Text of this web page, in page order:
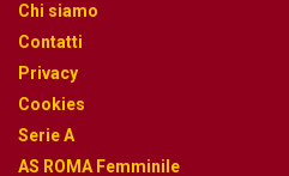
Chi siamo
Contatti
Privacy
Cookies
Serie A
AS ROMA Femminile